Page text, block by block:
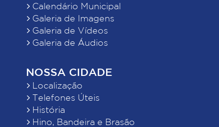
Calendário Municipal
Galeria de Imagens
Galeria de Vídeos
Galeria de Áudios
NOSSA CIDADE
Localização
Telefones Úteis
História
Hino, Bandeira e Brasão